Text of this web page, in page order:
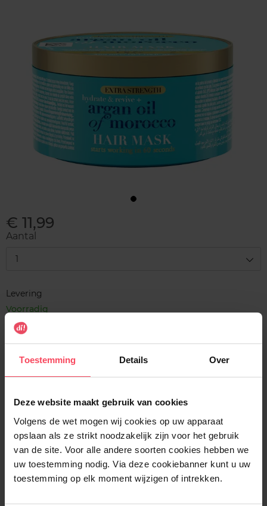
Toestemming Details Over
Deze website maakt gebruik van cookies
Volgens de wet mogen wij cookies op uw apparaat
opslaan als ze strikt noodzakelijk zijn voor het gebruik
van de site. Voor alle andere soorten cookies hebben we
uw toestemming nodig. Via deze cookiebanner kunt u uw
toestemming op elk moment wijzigen of intrekken.
€ 11,99
Aantal
1
Levering
Voorradig
Gratis levering bij aankoop van min. 35€.
Verzending binnen 24u
Beschrijving